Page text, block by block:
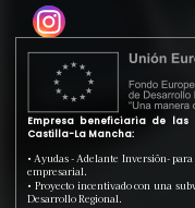
Empresa beneficiaria de las
Castilla-La Mancha:
• Ayudas - Adelante Inversión-
empresarial.
• Proyecto incentivado con una
Desarrollo Regional.